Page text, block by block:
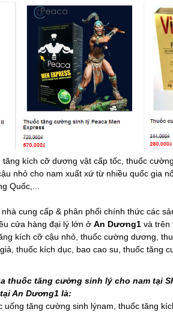
kích cỡ dương vật cấp tốc, thuốc
nhỏ cho nam xuất xứ từ nhiều quốc gia
Quốc,...
nhà cung cấp & phân phối chính thức các
cửa hàng đại lý lớn ởAn Dương1 và trên
kích cỡ cậu nhỏ, thuốc cường dương,
thuốc kích dục, bao cao su, thuốc tăng
thuốc tăng cường sinh lý cho nam tại
An Dương1 là:
uống tăng cường sinh lýnam, thuốc tăng